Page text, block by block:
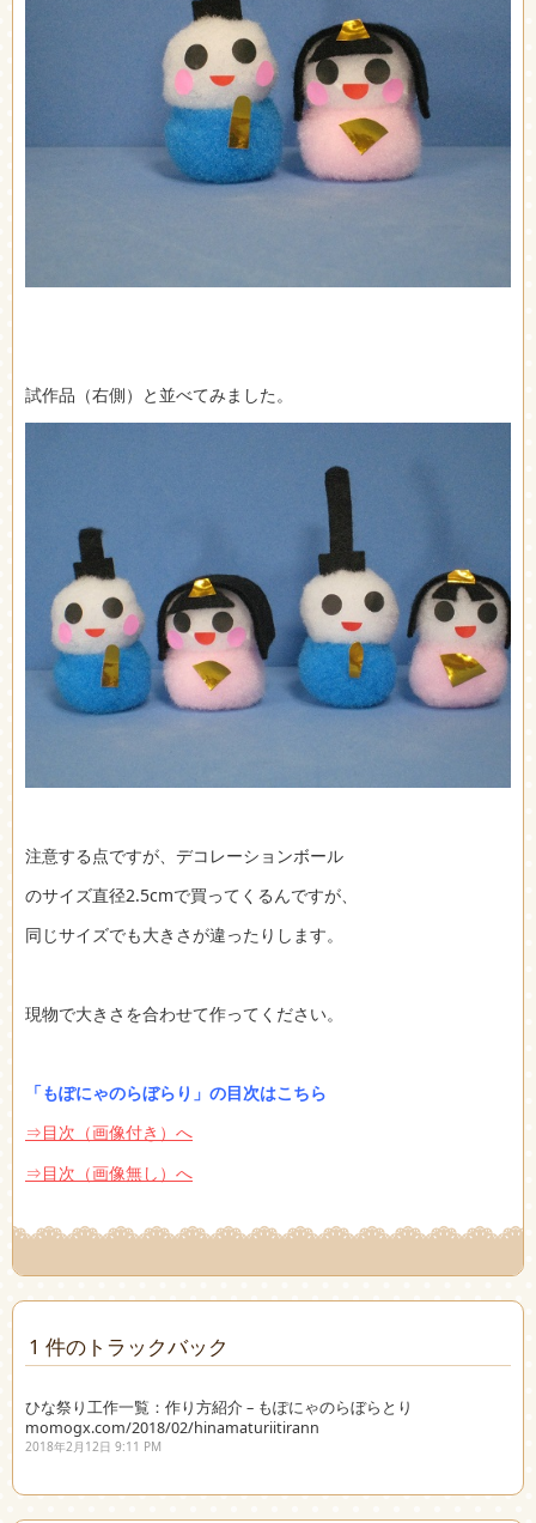
試作品（右側）と並べてみました。
注意する点ですが、デコレーションボール
のサイズ直径2.5cmで買ってくるんですが、
同じサイズでも大きさが違ったりします。
現物で大きさを合わせて作ってください。
「もぽにゃのらぼらり」の目次はこちら
⇒目次（画像付き）へ
⇒目次（画像無し）へ
1 件のトラックバック
ひな祭り工作一覧：作り方紹介 – もぽにゃのらぼらとり
momogx.com/2018/02/hinamaturiitirann
2018年2月12日 9:11 PM